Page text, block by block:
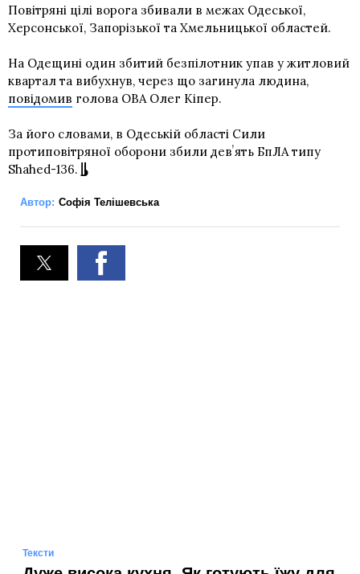
Повітряні цілі ворога збивали в межах Одеської,
Херсонської, Запорізької та Хмельницької областей.
На Одещині один збитий безпілотник упав у житловий
квартал та вибухнув, через що загинула людина,
повідомив голова ОВА Олег Кіпер.
За його словами, в Одеській області Сили
протиповітряної оборони збили девʼять БпЛА типу
Shahed-136.
Автор: Софія Телішевська